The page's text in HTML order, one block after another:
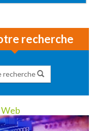
recherche
recherche